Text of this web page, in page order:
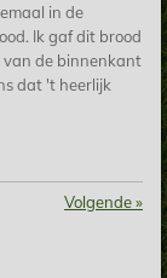
in de
Ik gaf dit brood
van de binnenkant
dat 't heerlijk
Volgende»